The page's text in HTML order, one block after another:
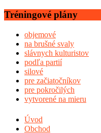
Tréningové plány
objemové
na brušné svaly
slávnych kulturistov
podľa partií
silové
pre začiatočníkov
pre pokročilých
vytvorené na mieru
Úvod
Obchod